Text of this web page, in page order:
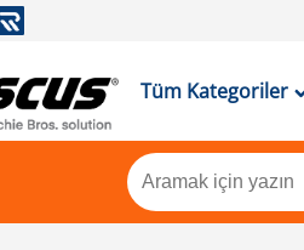
Tüm Kategoriler